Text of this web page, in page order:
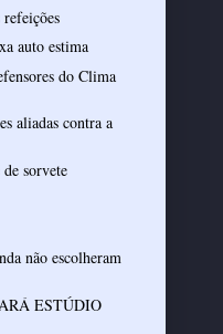
refeições
auto estima
do Clima
aliadas contra a
sorvete
não escolheram
ESTÚDIO